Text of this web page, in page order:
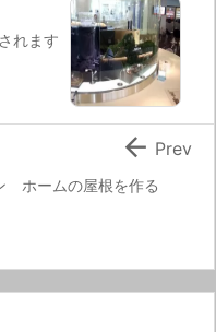
れます
ホームの屋根を作る
 Prev